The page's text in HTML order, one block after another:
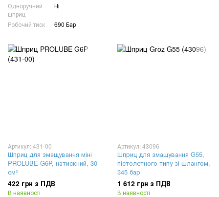
Одноручний
шприц
Ні
Робочий тиск 690 Бар
Артикул: 431-00
Шприц для змащування міні
PROLUBE G6P, натискний, 30
см³
422 грн з ПДВ
В наявності
Артикул: 43096
Шприц для змащування G55,
пістолетного типу зі шлангом,
345 бар
1 612 грн з ПДВ
В наявності